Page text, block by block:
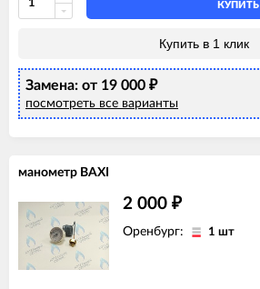
КУПИТЬ
Купить в 1 клик
Замена: от 19 000 ₽
посмотреть все варианты
манометр BAXI
2 000 ₽
Оренбург: 1 шт